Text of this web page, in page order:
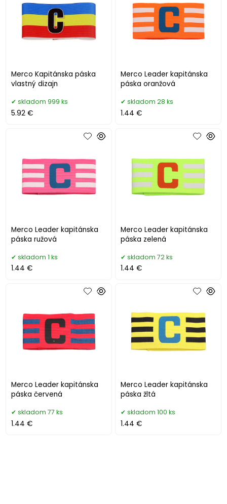
Merco Kapitánska páska
vlastný dizajn
skladom 999 ks
5.92 €
Merco Leader kapitánska
páska oranžová
skladom 28 ks
1.44 €
Merco Leader kapitánska
páska ružová
skladom 1 ks
1.44 €
Merco Leader kapitánska
páska zelená
skladom 72 ks
1.44 €
Merco Leader kapitánska
páska červená
skladom 77 ks
1.44 €
Merco Leader kapitánska
páska žltá
skladom 100 ks
1.44 €